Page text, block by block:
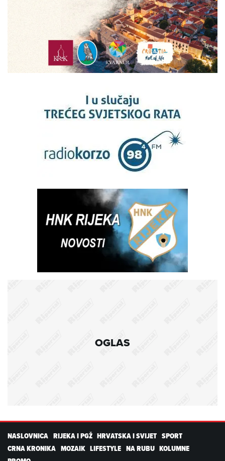
OGLAS
NASLOVNICA RIJEKA I PGŽ HRVATSKA I SVIJET SPORT
CRNA KRONIKA MOZAIK LIFESTYLE NA RUBU KOLUMNE